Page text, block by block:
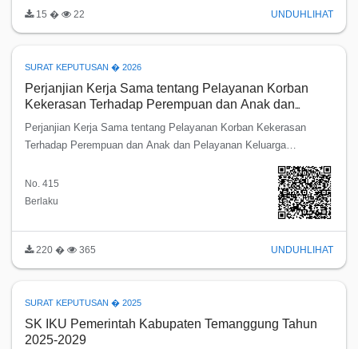
15 � 22 UNDUH LIHAT
SURAT KEPUTUSAN � 2026
Perjanjian Kerja Sama tentang Pelayanan Korban
Kekerasan Terhadap Perempuan dan Anak dan
Pelayanan Keluarga Berencana Pada Dinas
Kesehatan Kabupaten Temanggung
Perjanjian Kerja Sama tentang Pelayanan Korban Kekerasan
Terhadap Perempuan dan Anak dan Pelayanan Keluarga
No. 415
Berlaku
220 � 365 UNDUH LIHAT
SURAT KEPUTUSAN � 2025
SK IKU Pemerintah Kabupaten Temanggung Tahun
2025-2029